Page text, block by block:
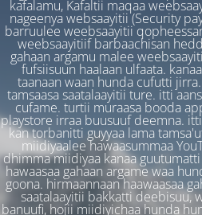
kafalamu, Kafaltii maqaa
nageenya websaayitii (Security
barruulee weebsaayitii
weebsaayitiif barbaachisan
gahaan argamu malee
fufsiisuun haalaan ulfaata.
taanaan waan hunda cufutti
tamsaasa saatalaayitii ture. itti
cufame. turtii muraasa booda
playstore irraa buusuuf deemna.
kan torbanitti guyyaa lama
miidiyaalee hawaasummaa
dhimma miidiyaa kanaa
hawaasaa gahaan argame waa
goona. hirmaannaan haawaasaa
saatalaayitii bakkatti deebisuu,
banuufi, hojii miidiyichaa hunda